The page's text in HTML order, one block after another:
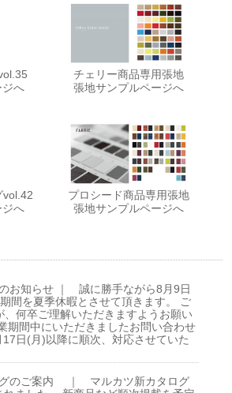
ジへ
チェリー商品専用張地
張地サンプルページへ
vol.42
ジへ
プロシード商品専用張地
張地サンプルページへ